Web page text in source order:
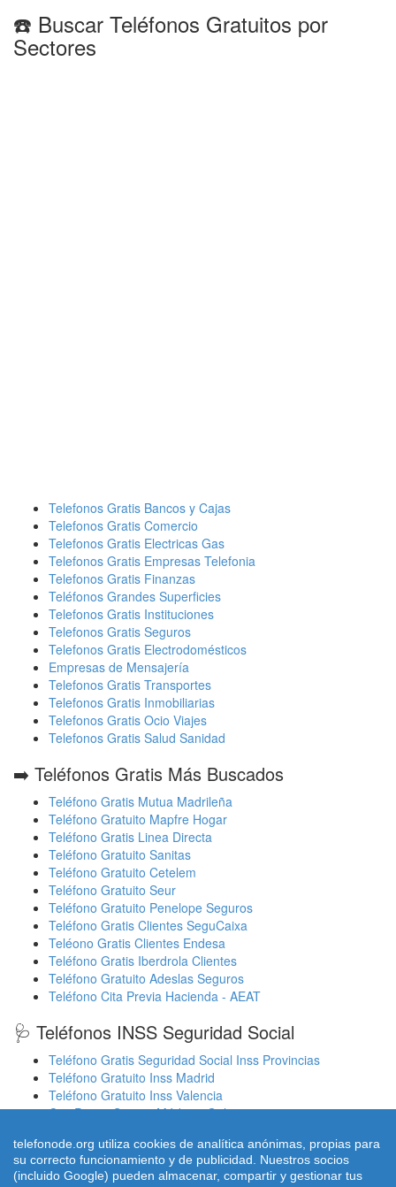
☎️ Buscar Teléfonos Gratuitos por
Sectores
Telefonos Gratis Bancos y Cajas
Telefonos Gratis Comercio
Telefonos Gratis Electricas Gas
Telefonos Gratis Empresas Telefonia
Telefonos Gratis Finanzas
Teléfonos Grandes Superficies
Telefonos Gratis Instituciones
Telefonos Gratis Seguros
Telefonos Gratis Electrodomésticos
Empresas de Mensajería
Telefonos Gratis Transportes
Telefonos Gratis Inmobiliarias
Telefonos Gratis Ocio Viajes
Telefonos Gratis Salud Sanidad
➡️ Teléfonos Gratis Más Buscados
Teléfono Gratis Mutua Madrileña
Teléfono Gratuito Mapfre Hogar
Teléfono Gratis Linea Directa
Teléfono Gratuito Sanitas
Teléfono Gratuito Cetelem
Teléfono Gratuito Seur
Teléfono Gratuito Penelope Seguros
Teléfono Gratis Clientes SeguCaixa
Teléono Gratis Clientes Endesa
Teléfono Gratis Iberdrola Clientes
Teléfono Gratuito Adeslas Seguros
Teléfono Cita Previa Hacienda - AEAT
🩺 Teléfonos INSS Seguridad Social
Teléfono Gratis Seguridad Social Inss Provincias
Teléfono Gratuito Inss Madrid
Teléfono Gratuito Inss Valencia
Cita Previa Sergas Médicos Galicia
Cita Previa Sas Intersas Andalucia
telefonode.org utiliza cookies de analítica anónimas, propias para
su correcto funcionamiento y de publicidad. Nuestros socios
(incluido Google) pueden almacenar, compartir y gestionar tus